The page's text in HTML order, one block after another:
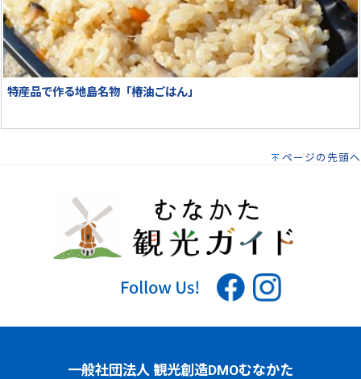
特産品で作る地島名物「椿油ごはん」
ページの先頭へ
一般社団法人 観光創造DMOむなかた